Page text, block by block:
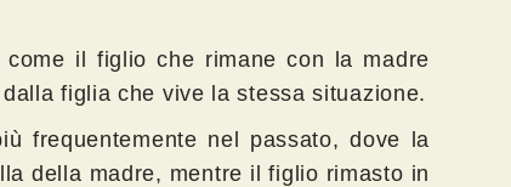
come il figlio che rimane con la madre
figlia che vive la stessa situazione.
frequentemente nel passato, dove la
della madre, mentre il figlio rimasto in